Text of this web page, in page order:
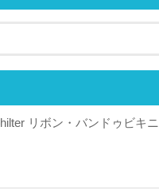
リボン・バンドゥビキニ